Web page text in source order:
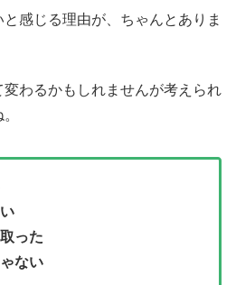
感じる理由が、ちゃんとありま
わるかもしれませんが考えられ
った
ない